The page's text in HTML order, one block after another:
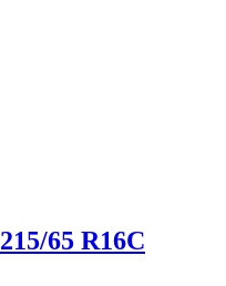
215/65 R16C